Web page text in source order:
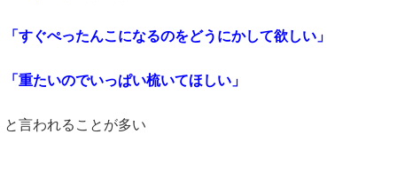
「すぐぺったんこになるのをどうにかして欲しい」
「重たいのでいっぱい梳いてほしい」
と言われることが多い